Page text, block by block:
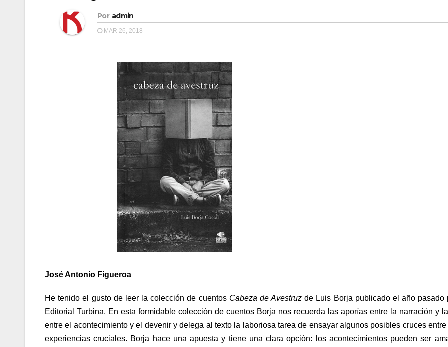
Por admin
MAR 26, 2018
José Antonio Figueroa
He tenido el gusto de leer la colección de cuentos Cabeza de Avestruz de Luis Borja publicado el año pasado
Editorial Turbina. En esta formidable colección de cuentos Borja nos recuerda las aporías entre la narración y
entre el acontecimiento y el devenir y delega al texto la laboriosa tarea de ensayar algunos posibles cruces
experiencias cruciales. Borja hace una apuesta y tiene una clara opción: los acontecimientos pueden ser